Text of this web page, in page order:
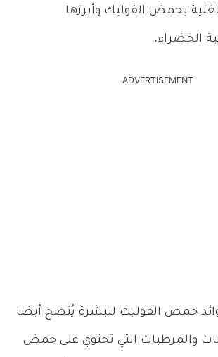
بحمض الفوليك وأبرزها
الخضراء.
ADVERTISEMENT
حمض الفوليك للبشرة يُنصح أيضا
والمرطبات التي تحتوي على حمض